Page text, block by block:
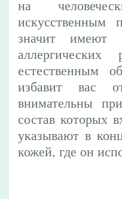
на
значит имеют
естественным
избавит вас
внимательны
состав которых
указывают в
кожей, где он